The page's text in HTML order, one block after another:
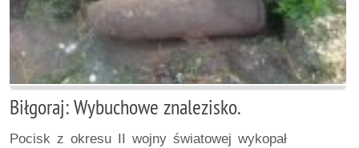
Biłgoraj: Wybuchowe znalezisko.
Pocisk z okresu II wojny światowej wykopał